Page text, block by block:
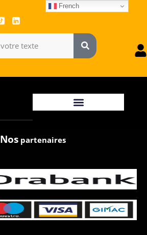
Nospartenaires
French